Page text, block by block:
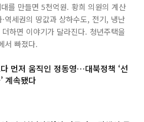
를 만들면 5천억원. 황희 의원의 계산
역세권의 땅값과 상하수도, 전기, 냉난
하면 이야기가 달라진다. 청년주택을
서 빠졌다.
먼저 움직인 정동영…대북정책 ‘선
계속됐다